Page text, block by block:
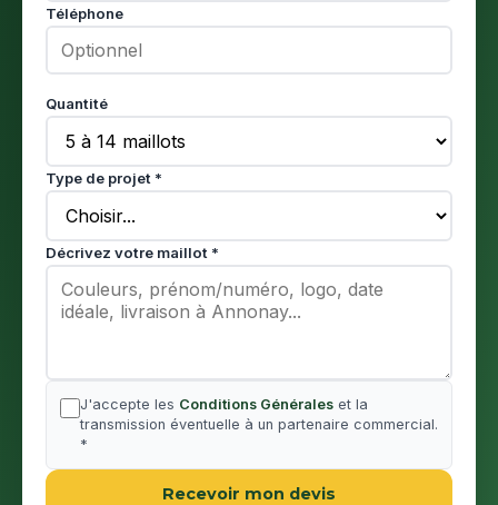
Téléphone
Quantité
Type de projet *
Décrivez votre maillot *
J'accepte les Conditions Générales et la
transmission éventuelle à un partenaire commercial.
*
Recevoir mon devis